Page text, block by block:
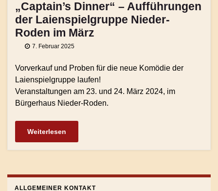
„Captain’s Dinner“ – Aufführungen
der Laienspielgruppe Nieder-
Roden im März
7. Februar 2025
Vorverkauf und Proben für die neue Komödie der
Laienspielgruppe laufen!
Veranstaltungen am 23. und 24. März 2024, im
Bürgerhaus Nieder-Roden.
Weiterlesen
ALLGEMEINER KONTAKT